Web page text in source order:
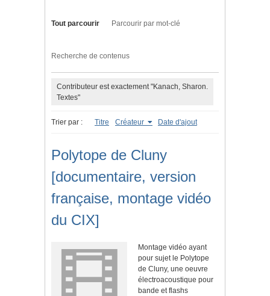
Tout parcourir Parcourir par mot-clé
Recherche de contenus
Contributeur est exactement "Kanach, Sharon.
Textes"
Trier par : Titre Créateur Date d'ajout
Polytope de Cluny
[documentaire, version
française, montage vidéo
du CIX]
Montage vidéo ayant
pour sujet le Polytope
de Cluny, une oeuvre
électroacoustique pour
bande et flashs